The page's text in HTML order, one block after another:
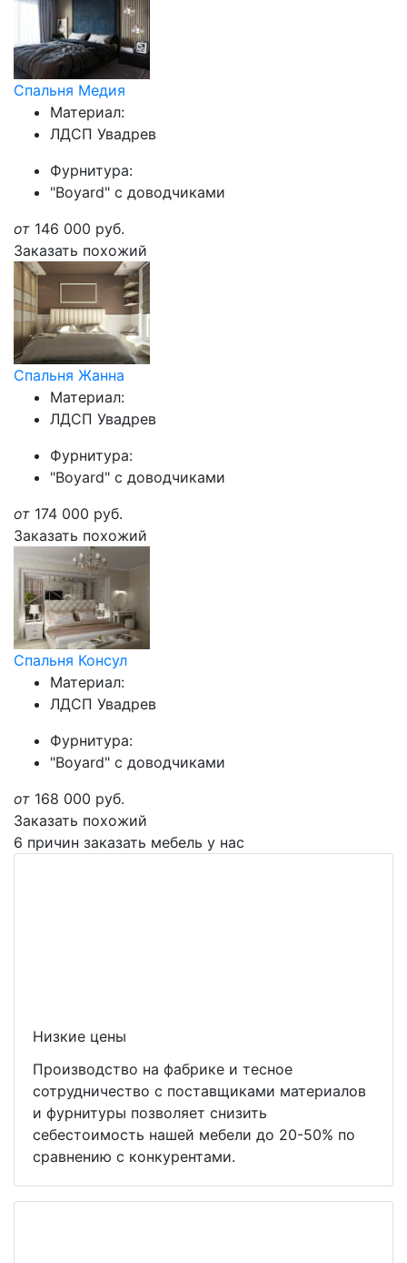
Спальня Медия
Материал:
ЛДСП Увадрев
Фурнитура:
"Boyard" с доводчиками
от 146 000 руб.
Заказать похожий
Спальня Жанна
Материал:
ЛДСП Увадрев
Фурнитура:
"Boyard" с доводчиками
от 174 000 руб.
Заказать похожий
Спальня Консул
Материал:
ЛДСП Увадрев
Фурнитура:
"Boyard" с доводчиками
от 168 000 руб.
Заказать похожий
6 причин заказать мебель у нас
Низкие цены
Производство на фабрике и тесное
сотрудничество с поставщиками материалов
и фурнитуры позволяет снизить
себестоимость нашей мебели до 20-50% по
сравнению с конкурентами.